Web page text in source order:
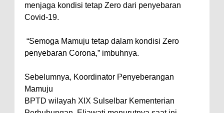
menjaga kondisi tetap Zero dari penyebaran
Covid-19.
“Semoga Mamuju tetap dalam kondisi Zero
penyebaran Corona,” imbuhnya.
Sebelumnya, Koordinator Penyeberangan
Mamuju
BPTD wilayah XIX Sulselbar Kementerian